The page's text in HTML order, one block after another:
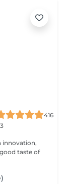
416
innovation,